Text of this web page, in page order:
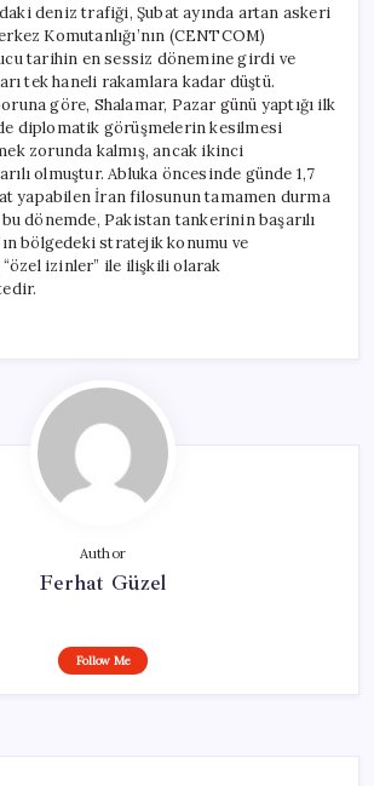
deniz trafiği, Şubat ayında artan askeri
Komutanlığı’nın (CENTCOM)
tarihin en sessiz dönemine girdi ve
tek haneli rakamlara kadar düştü.
göre, Shalamar, Pazar günü yaptığı ilk
diplomatik görüşmelerin kesilmesi
zorunda kalmış, ancak ikinci
olmuştur. Abluka öncesinde günde 1,7
yapabilen İran filosunun tamamen durma
dönemde, Pakistan tankerinin başarılı
bölgedeki stratejik konumu ve
“özel izinler” ile ilişkili olarak
Author
Ferhat Güzel
Follow Me